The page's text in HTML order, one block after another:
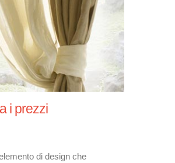
i prezzi
di design che